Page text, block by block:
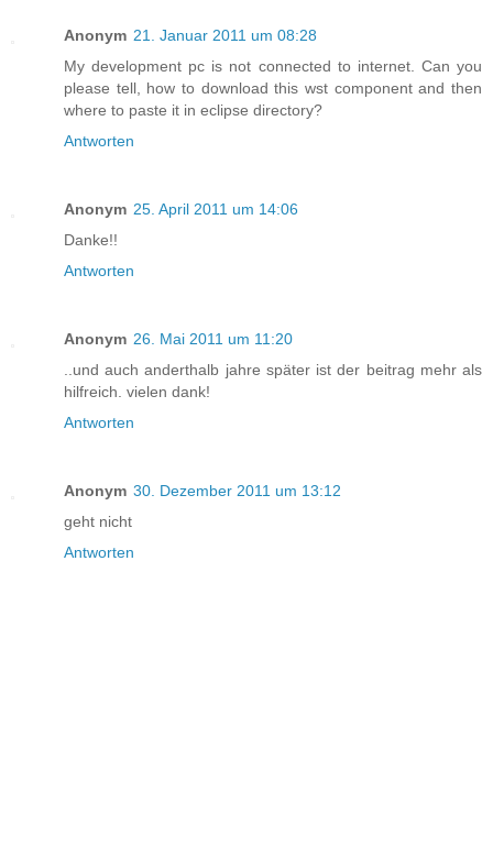
Anonym 21. Januar 2011 um 08:28
My development pc is not connected to internet. Can you
please tell, how to download this wst component and then
where to paste it in eclipse directory?
Antworten
Anonym 25. April 2011 um 14:06
Danke!!
Antworten
Anonym 26. Mai 2011 um 11:20
..und auch anderthalb jahre später ist der beitrag mehr als
hilfreich. vielen dank!
Antworten
Anonym 30. Dezember 2011 um 13:12
geht nicht
Antworten